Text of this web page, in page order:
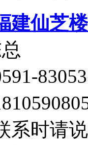
建仙芝
系时请